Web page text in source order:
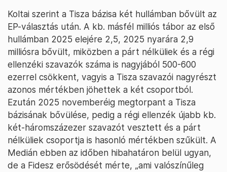
Koltai szerint a Tisza bázisa két hullámban bővült az
EP-választás után. A kb. másfél milliós tábor az első
hullámban 2025 elejére 2,5, 2025 nyarára 2,9
milliósra bővült, miközben a párt nélküliek és a régi
ellenzéki szavazók száma is nagyjából 500-600
ezerrel csökkent, vagyis a Tisza szavazói nagyrészt
azonos mértékben jöhettek a két csoportból.
Ezután 2025 novemberéig megtorpant a Tisza
bázisának bővülése, pedig a régi ellenzék újabb kb.
két-háromszázezer szavazót vesztett és a párt
nélküliek csoportja is hasonló mértékben szűkült. A
Medián ebben az időben hibahatáron belül ugyan,
de a Fidesz erősödését mérte, „ami valószínűleg